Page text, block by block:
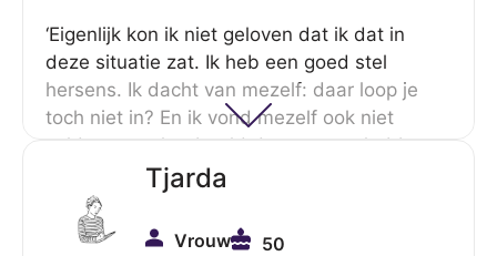
stappen kunnen zetten.’
‘Eigenlijk kon ik niet geloven dat ik dat in
deze situatie zat. Ik heb een goed stel
hersens. Ik dacht van mezelf: daar loop je
toch niet in? En ik vond mezelf ook niet
voldoen aan het beeld dat mensen hebben
van mensen die met huiselijk geweld te
maken hebben. Dat zijn (dacht ik) bepaalde
types en ik voelde me daar niet bij horen,
Tjarda
Vrouw 50